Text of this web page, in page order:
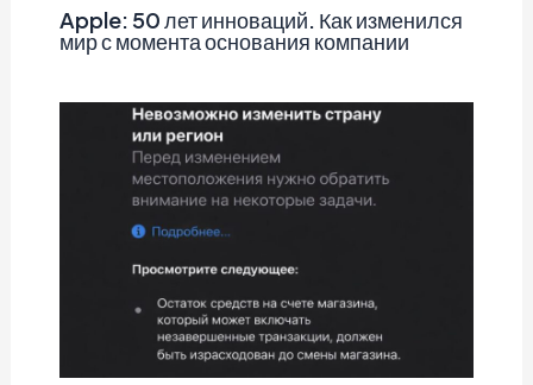
Apple: 50 лет инноваций. Как изменился
мир с момента основания компании